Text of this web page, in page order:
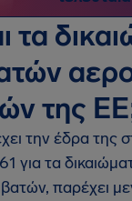
τα
της
την έδρα της
για τα
παρέχει